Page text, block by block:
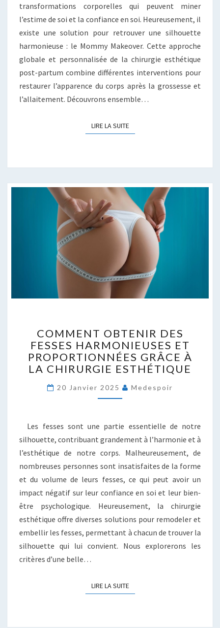
transformations corporelles qui peuvent miner
l’estime de soi et la confiance en soi. Heureusement, il
existe une solution pour retrouver une silhouette
harmonieuse : le Mommy Makeover. Cette approche
globale et personnalisée de la chirurgie esthétique
post-partum combine différentes interventions pour
restaurer l’apparence du corps après la grossesse et
l’allaitement. Découvrons ensemble…
LIRE LA SUITELIRE LA SUITE
OBTENIR
DES
FESSES
HARMONIEUSES
PROPORTIONNÉES
GRÂCE
CHIRURGIE
ESTHÉTIQUE
COMMENT OBTENIR DES
FESSES HARMONIEUSES ET
PROPORTIONNÉES GRÂCE À
LA CHIRURGIE ESTHÉTIQUE
20 Janvier 2025 Medespoir
Les fesses sont une partie essentielle de notre
silhouette, contribuant grandement à l’harmonie et à
l’esthétique de notre corps. Malheureusement, de
nombreuses personnes sont insatisfaites de la forme
et du volume de leurs fesses, ce qui peut avoir un
impact négatif sur leur confiance en soi et leur bien-
être psychologique. Heureusement, la chirurgie
esthétique offre diverses solutions pour remodeler et
embellir les fesses, permettant à chacun de trouver la
silhouette qui lui convient. Nous explorerons les
critères d’une belle…
LIRE LA SUITELIRE LA SUITE